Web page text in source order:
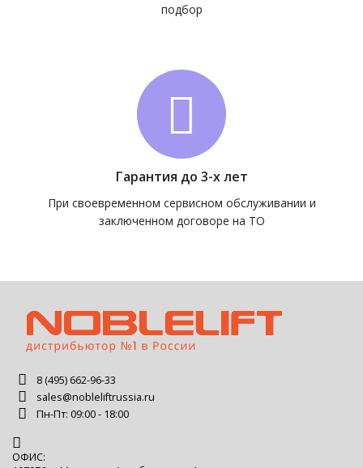
подбор
Гарантия до 3-х лет
При своевременном сервисном обслуживании и
заключенном договоре на ТО
8 (495) 662-96-33
sales@nobleliftrussia.ru
Пн-Пт: 09:00 - 18:00
ОФИС: